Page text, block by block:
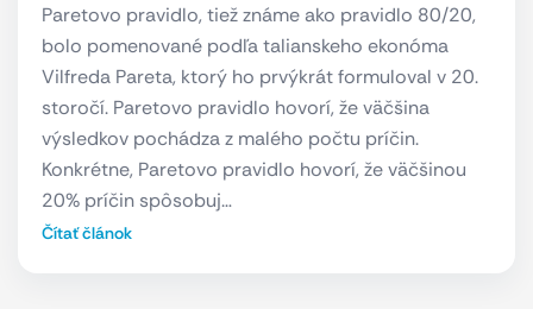
Paretovo pravidlo, tiež známe ako pravidlo 80/20,
bolo pomenované podľa talianskeho ekonóma
Vilfreda Pareta, ktorý ho prvýkrát formuloval v 20.
storočí. Paretovo pravidlo hovorí, že väčšina
výsledkov pochádza z malého počtu príčin.
Konkrétne, Paretovo pravidlo hovorí, že väčšinou
20% príčin spôsobuj…
Čítať článok